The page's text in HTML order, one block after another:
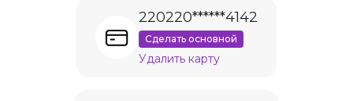
220220******4142
Сделать основной
Удалить карту